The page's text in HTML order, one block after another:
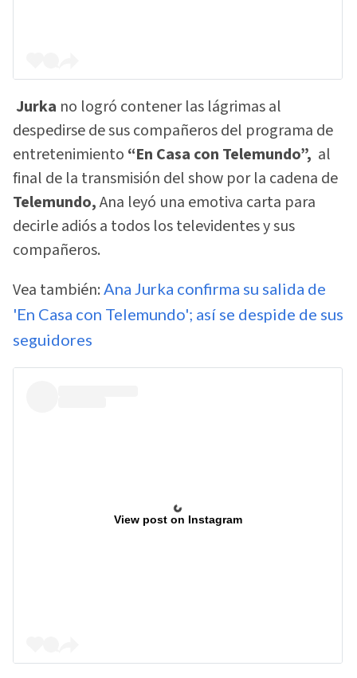
Jurka no logró contener las lágrimas al
despedirse de sus compañeros del programa de
entretenimiento “En Casa con Telemundo”, al
final de la transmisión del show por la cadena de
Telemundo,Ana leyó una emotiva carta para
decirle adiós a todos los televidentes y sus
compañeros.
Vea también: Ana Jurka confirma su salida de
'En Casa con Telemundo'; así se despide de sus
seguidores
View post on Instagram